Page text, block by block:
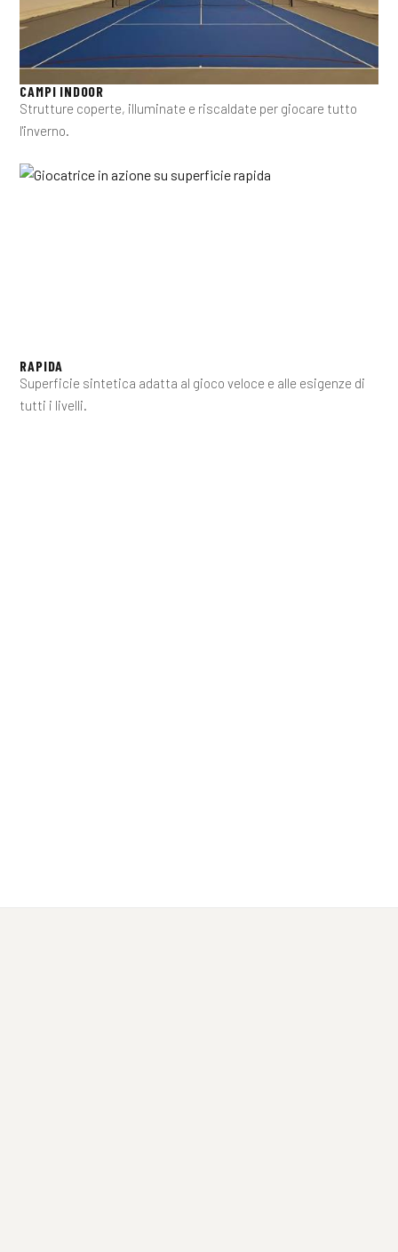
CAMPI INDOOR
Strutture coperte, illuminate e riscaldate per giocare tutto
l'inverno.
RAPIDA
Superficie sintetica adatta al gioco veloce e alle esigenze di
tutti i livelli.